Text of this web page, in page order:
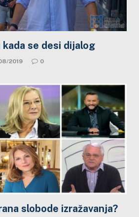
kada se desi dijalog
2019 0
slobode izražavanja?